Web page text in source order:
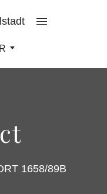
1658/89B